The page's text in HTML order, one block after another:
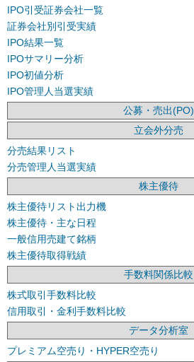
IPO引受証券会社一覧
証券会社別引受実績
IPO結果一覧
IPOサマリー分析
IPO初値分析
IPO管理人当選実績
公募・売出(PO)
立会外分売
分売結果リスト
分売管理人当選実績
株主優待
株主優待リスト出力機
株主優待・主な日程
一般信用売建て銘柄
株主優待取得戦績
手数料関係比較
株式取引手数料比較
信用取引・金利手数料比較
データ分析室
プレミアム空売り・HYPER空売り